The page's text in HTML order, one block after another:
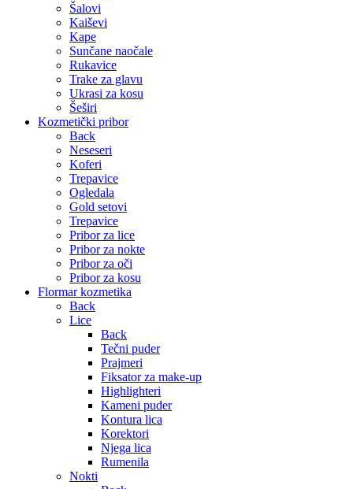
Šalovi
Kaiševi
Kape
Sunčane naočale
Rukavice
Trake za glavu
Ukrasi za kosu
Šeširi
Kozmetički pribor
Back
Neseseri
Koferi
Trepavice
Ogledala
Gold setovi
Trepavice
Pribor za lice
Pribor za nokte
Pribor za oči
Pribor za kosu
Flormar kozmetika
Back
Lice
Back
Tečni puder
Prajmeri
Fiksator za make-up
Highlighteri
Kameni puder
Kontura lica
Korektori
Njega lica
Rumenila
Nokti